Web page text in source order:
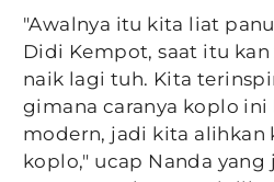
"Awalnya itu kita liat
Didi Kempot, saat itu
naik lagi tuh. Kita
gimana caranya koplo ini
modern, jadi kita alihkan
koplo," ucap Nanda